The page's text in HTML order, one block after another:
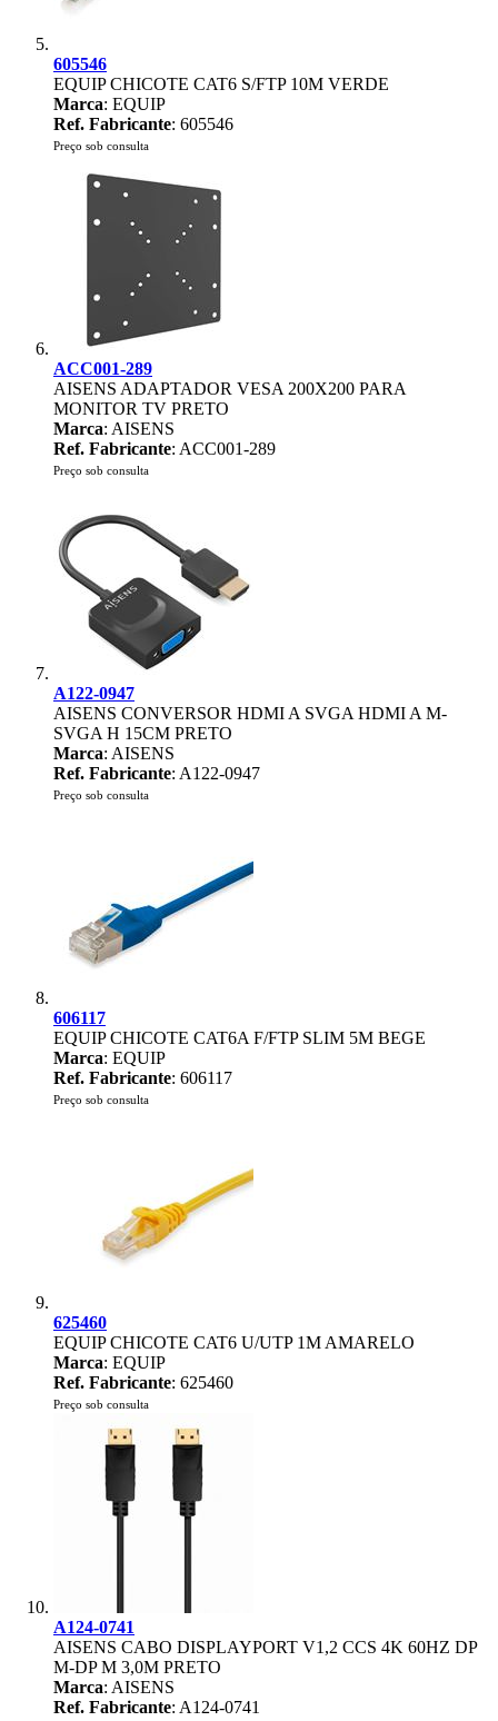
605546
EQUIP CHICOTE CAT6 S/FTP 10M VERDE
Marca: EQUIP
Ref. Fabricante: 605546
Preço sob consulta
ACC001-289
AISENS ADAPTADOR VESA 200X200 PARA
MONITOR TV PRETO
Marca: AISENS
Ref. Fabricante: ACC001-289
Preço sob consulta
A122-0947
AISENS CONVERSOR HDMI A SVGA HDMI A M-
SVGA H 15CM PRETO
Marca: AISENS
Ref. Fabricante: A122-0947
Preço sob consulta
606117
EQUIP CHICOTE CAT6A F/FTP SLIM 5M BEGE
Marca: EQUIP
Ref. Fabricante: 606117
Preço sob consulta
625460
EQUIP CHICOTE CAT6 U/UTP 1M AMARELO
Marca: EQUIP
Ref. Fabricante: 625460
Preço sob consulta
A124-0741
AISENS CABO DISPLAYPORT V1,2 CCS 4K 60HZ DP
M-DP M 3,0M PRETO
Marca: AISENS
Ref. Fabricante: A124-0741